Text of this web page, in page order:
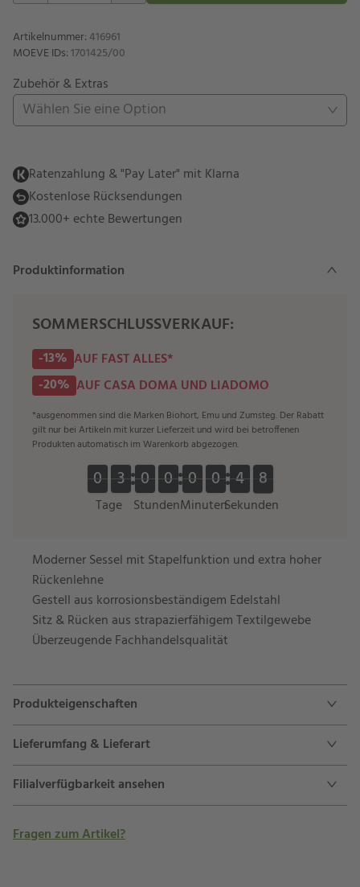
Artikelnummer: 416961
MOEVE IDs:1701425/00
Zubehör & Extras
Wählen Sie eine Option
Ratenzahlung & "Pay Later" mit Klarna
Kostenlose Rücksendungen
13.000+ echte Bewertungen
Produktinformation
SOMMERSCHLUSSVERKAUF:
-13% AUF FAST ALLES*
-20% AUF CASA DOMA UND LIADOMO
*ausgenommen sind die Marken Biohort, Emu und Zumsteg. Der Rabatt
gilt nur bei Artikeln mit kurzer Lieferzeit und wird bei betroffenen
Produkten automatisch im Warenkorb abgezogen.
Tage
0
0
0
0 3
3
3
3
Stunden
0
0
0
0 0
0
0
0
Minuten
0
0
0
0 0
0
0
0
Sekunden
4
4
4
4 7
8
8
7
Moderner Sessel mit Stapelfunktion und extra hoher
Rückenlehne
Gestell aus korrosionsbeständigem Edelstahl
Sitz & Rücken aus strapazierfähigem Textilgewebe
Überzeugende Fachhandelsqualität
Produkteigenschaften
Lieferumfang & Lieferart
Filialverfügbarkeit ansehen
Fragen zum Artikel?